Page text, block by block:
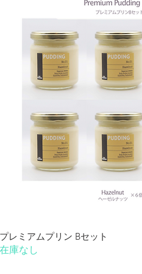
クイックビュー
プレミアムプリン Bセット
在庫なし